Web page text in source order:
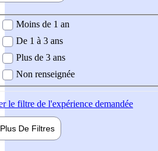
demandée
Moins de 1 an
De 1 à 3 ans
Plus de 3 ans
Non renseignée
le filtre de l'expérience demandée
Plus De Filtres